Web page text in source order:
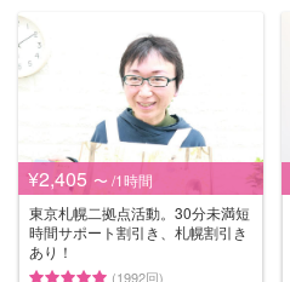
¥2,405 〜 /1時間
東京札幌二拠点活動。30分未満短
時間サポート割引き、札幌割引き
あり！
(1992回)